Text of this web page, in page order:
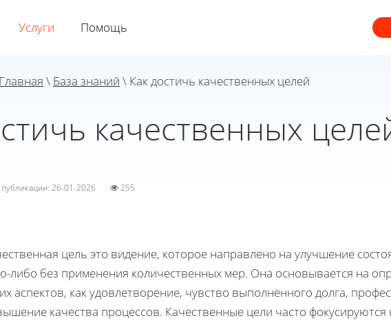
Услуги Помощь
Главная \ База знаний \ Как достичь качественных целей
качественных
публикации: 26-01-2026 255
цель это видение, которое направлено на улучшение
либо без применения количественных мер. Она основывается на
аспектов, как удовлетворение, чувство выполненного долга,
качества процессов. Качественные цели часто фокусируются